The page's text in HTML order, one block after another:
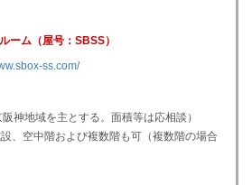
ーム（屋号：SBSS）
ss.com/
神地域を主とする。面積等は応相談）
、空中階および複数階も可（複数階の場合